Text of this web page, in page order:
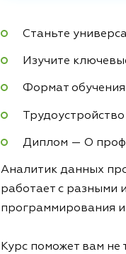
Станьте
Изучите
Формат
Диплом — О
Аналитик данных
работает с разными
программирования
Курс поможет вам